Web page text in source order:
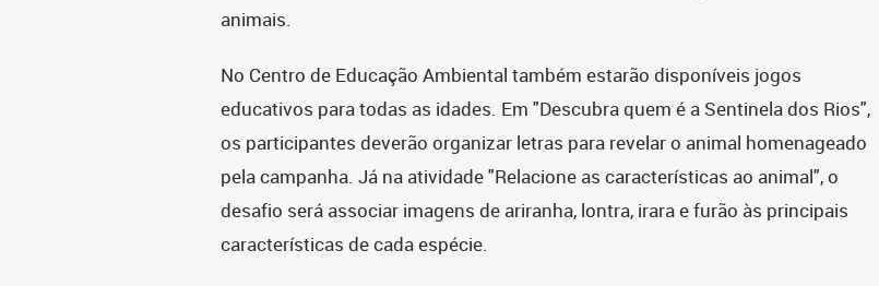
animais.
No Centro de Educação Ambiental também estarão disponíveis jogos
educativos para todas as idades. Em "Descubra quem é a Sentinela dos Rios",
os participantes deverão organizar letras para revelar o animal homenageado
pela campanha. Já na atividade "Relacione as características ao animal", o
desafio será associar imagens de ariranha, lontra, irara e furão às principais
características de cada espécie.